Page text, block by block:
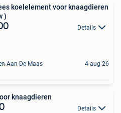
koelelement voor knaagdieren
)
Details
Aan-De-Maas 4 aug 26
knaagdieren
Details